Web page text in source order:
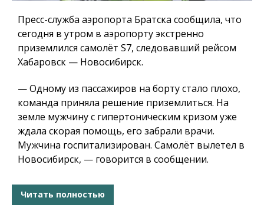
Пресс-служба аэропорта Братска сообщила, что
сегодня в утром в аэропорту экстренно
приземлился самолёт S7, следовавший рейсом
Хабаровск — Новосибирск.
— Одному из пассажиров на борту стало плохо,
команда приняла решение приземлиться. На
земле мужчину с гипертоническим кризом уже
ждала скорая помощь, его забрали врачи.
Мужчина госпитализирован. Самолёт вылетел в
Новосибирск, — говорится в сообщении.
Читать полностью